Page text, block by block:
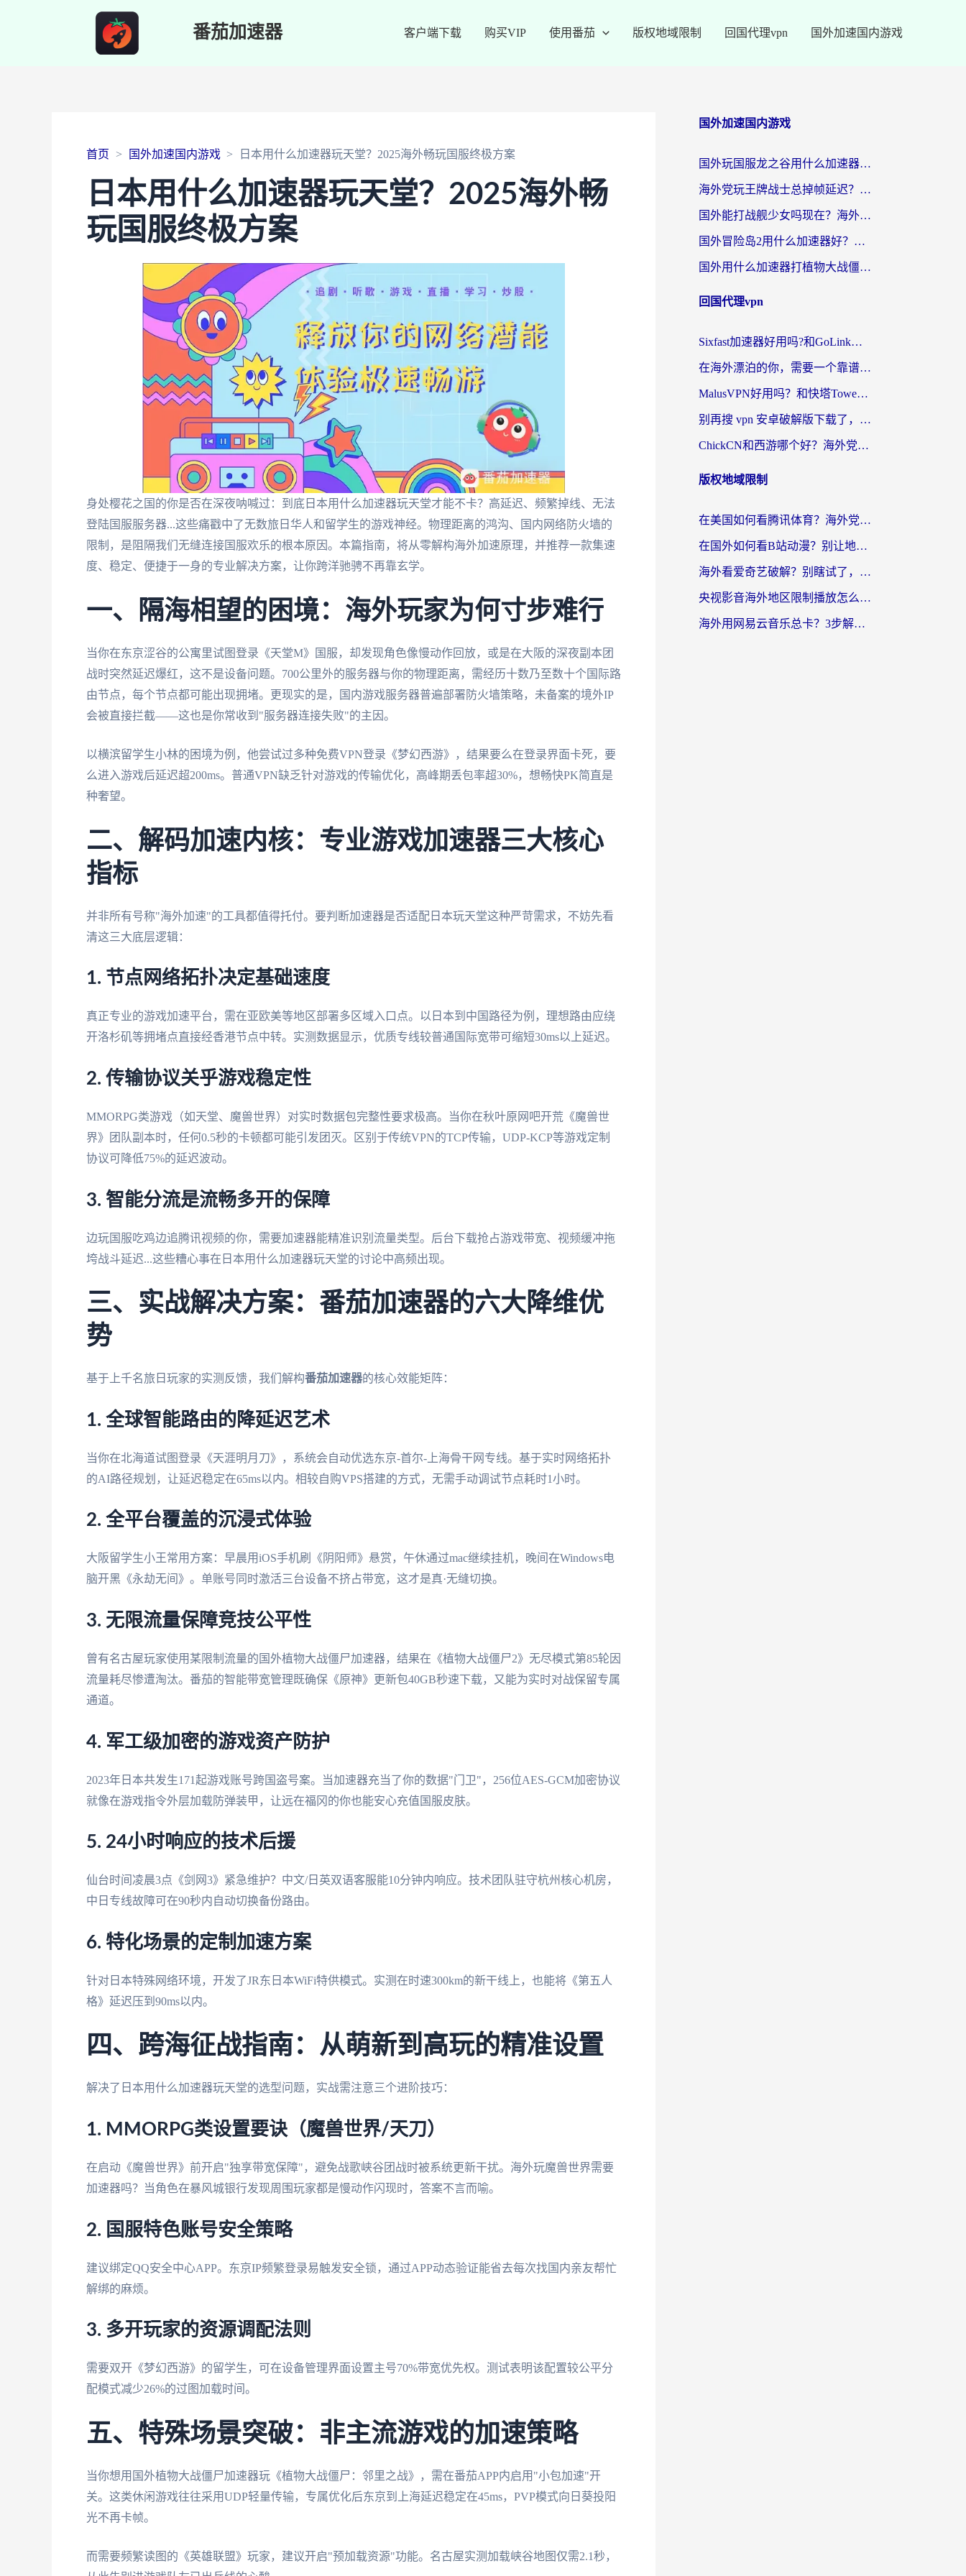
番茄加速器 客户端下载 购买VIP 使用番茄 版权地域限制 回国代理vpn 国外加速国内游戏
首页 国外加速国内游戏 日本用什么加速器玩天堂？2025海外畅玩国服终极方案
日本用什么加速器玩天堂？2025海外畅
玩国服终极方案
身处樱花之国的你是否在深夜呐喊过：到底日本用什么加速器玩天堂才能不卡？高延迟、频繁掉线、无法
登陆国服服务器...这些痛戳中了无数旅日华人和留学生的游戏神经。物理距离的鸿沟、国内网络防火墙的
限制，是阻隔我们无缝连接国服欢乐的根本原因。本篇指南，将从零解构海外加速原理，并推荐一款集速
度、稳定、便捷于一身的专业解决方案，让你跨洋驰骋不再靠玄学。
一、隔海相望的困境：海外玩家为何寸步难行
当你在东京涩谷的公寓里试图登录《天堂M》国服，却发现角色像慢动作回放，或是在大阪的深夜副本团
战时突然延迟爆红，这不是设备问题。700公里外的服务器与你的物理距离，需经历十数乃至数十个国际路
由节点，每个节点都可能出现拥堵。更现实的是，国内游戏服务器普遍部署防火墙策略，未备案的境外IP
会被直接拦截——这也是你常收到"服务器连接失败"的主因。
以横滨留学生小林的困境为例，他尝试过多种免费VPN登录《梦幻西游》，结果要么在登录界面卡死，要
么进入游戏后延迟超200ms。普通VPN缺乏针对游戏的传输优化，高峰期丢包率超30%，想畅快PK简直是
种奢望。
二、解码加速内核：专业游戏加速器三大核心
指标
并非所有号称"海外加速"的工具都值得托付。要判断加速器是否适配日本玩天堂这种严苛需求，不妨先看
清这三大底层逻辑：
1. 节点网络拓扑决定基础速度
真正专业的游戏加速平台，需在亚欧美等地区部署多区域入口点。以日本到中国路径为例，理想路由应绕
开洛杉矶等拥堵点直接经香港节点中转。实测数据显示，优质专线较普通国际宽带可缩短30ms以上延迟。
2. 传输协议关乎游戏稳定性
MMORPG类游戏（如天堂、魔兽世界）对实时数据包完整性要求极高。当你在秋叶原网吧开荒《魔兽世
界》团队副本时，任何0.5秒的卡顿都可能引发团灭。区别于传统VPN的TCP传输，UDP-KCP等游戏定制
协议可降低75%的延迟波动。
3. 智能分流是流畅多开的保障
边玩国服吃鸡边追腾讯视频的你，需要加速器能精准识别流量类型。后台下载抢占游戏带宽、视频缓冲拖
垮战斗延迟...这些糟心事在日本用什么加速器玩天堂的讨论中高频出现。
三、实战解决方案：番茄加速器的六大降维优
势
基于上千名旅日玩家的实测反馈，我们解构番茄加速器的核心效能矩阵：
1. 全球智能路由的降延迟艺术
当你在北海道试图登录《天涯明月刀》，系统会自动优选东京-首尔-上海骨干网专线。基于实时网络拓扑
的AI路径规划，让延迟稳定在65ms以内。相较自购VPS搭建的方式，无需手动调试节点耗时1小时。
2. 全平台覆盖的沉浸式体验
大阪留学生小王常用方案：早晨用iOS手机刷《阴阳师》悬赏，午休通过mac继续挂机，晚间在Windows电
脑开黑《永劫无间》。单账号同时激活三台设备不挤占带宽，这才是真·无缝切换。
3. 无限流量保障竞技公平性
曾有名古屋玩家使用某限制流量的国外植物大战僵尸加速器，结果在《植物大战僵尸2》无尽模式第85轮因
流量耗尽惨遭淘汰。番茄的智能带宽管理既确保《原神》更新包40GB秒速下载，又能为实时对战保留专属
通道。
4. 军工级加密的游戏资产防护
2023年日本共发生171起游戏账号跨国盗号案。当加速器充当了你的数据"门卫"，256位AES-GCM加密协议
就像在游戏指令外层加载防弹装甲，让远在福冈的你也能安心充值国服皮肤。
5. 24小时响应的技术后援
仙台时间凌晨3点《剑网3》紧急维护？中文/日英双语客服能10分钟内响应。技术团队驻守杭州核心机房，
中日专线故障可在90秒内自动切换备份路由。
6. 特化场景的定制加速方案
针对日本特殊网络环境，开发了JR东日本WiFi特供模式。实测在时速300km的新干线上，也能将《第五人
格》延迟压到90ms以内。
四、跨海征战指南：从萌新到高玩的精准设置
解决了日本用什么加速器玩天堂的选型问题，实战需注意三个进阶技巧：
1. MMORPG类设置要诀（魔兽世界/天刀）
在启动《魔兽世界》前开启"独享带宽保障"，避免战歌峡谷团战时被系统更新干扰。海外玩魔兽世界需要
加速器吗？当角色在暴风城银行发现周围玩家都是慢动作闪现时，答案不言而喻。
2. 国服特色账号安全策略
建议绑定QQ安全中心APP。东京IP频繁登录易触发安全锁，通过APP动态验证能省去每次找国内亲友帮忙
解绑的麻烦。
3. 多开玩家的资源调配法则
需要双开《梦幻西游》的留学生，可在设备管理界面设置主号70%带宽优先权。测试表明该配置较公平分
配模式减少26%的过图加载时间。
五、特殊场景突破：非主流游戏的加速策略
当你想用国外植物大战僵尸加速器玩《植物大战僵尸：邻里之战》，需在番茄APP内启用"小包加速"开
关。这类休闲游戏往往采用UDP轻量传输，专属优化后东京到上海延迟稳定在45ms，PVP模式向日葵投阳
光不再卡帧。
而需要频繁读图的《英雄联盟》玩家，建议开启"预加载资源"功能。名古屋实测加载峡谷地图仅需2.1秒，
国外加速国内游戏
国外玩国服龙之谷用什么加速器最好？一份给海外游子的终极指南
海外党玩王牌战士总掉帧延迟？这份王牌战士延迟加速器终极指南救你命
国外能打战舰少女吗现在？海外玩家的国服游戏加速终极指南
国外冒险岛2用什么加速器好？海外党国服游戏畅玩全攻略（附鸣潮哈利波特加速技巧）
国外用什么加速器打植物大战僵尸好？海外党国服游戏加速终极指南
回国代理vpn
Sixfast加速器好用吗?和GoLink加速器对比哪个回国效果更好?海外党亲测实用指南
在海外漂泊的你，需要一个靠谱的“回国机场”
MalusVPN好用吗？和快塔TowerFastVPN对比哪个回国效果更好？海外党亲测实用指南
别再搜 vpn 安卓破解版下载了，海外党回国上网的正确姿势在这里
ChickCN和西游哪个好？海外党2026亲测回国加速器选择指南（附expressvpn中国对比）
版权地域限制
在美国如何看腾讯体育？海外党解锁NBA欧洲杯直播的终极攻略
在国外如何看B站动漫？别让地区限制打断你的追番节奏
海外看爱奇艺破解？别瞎试了，这才是留学生华人追剧看球的正确打开方式
央视影音海外地区限制播放怎么办？海外党亲测有效的回国加速指南
海外用网易云音乐总卡？3步解决版权限制+卡顿，还能听喜马拉雅！